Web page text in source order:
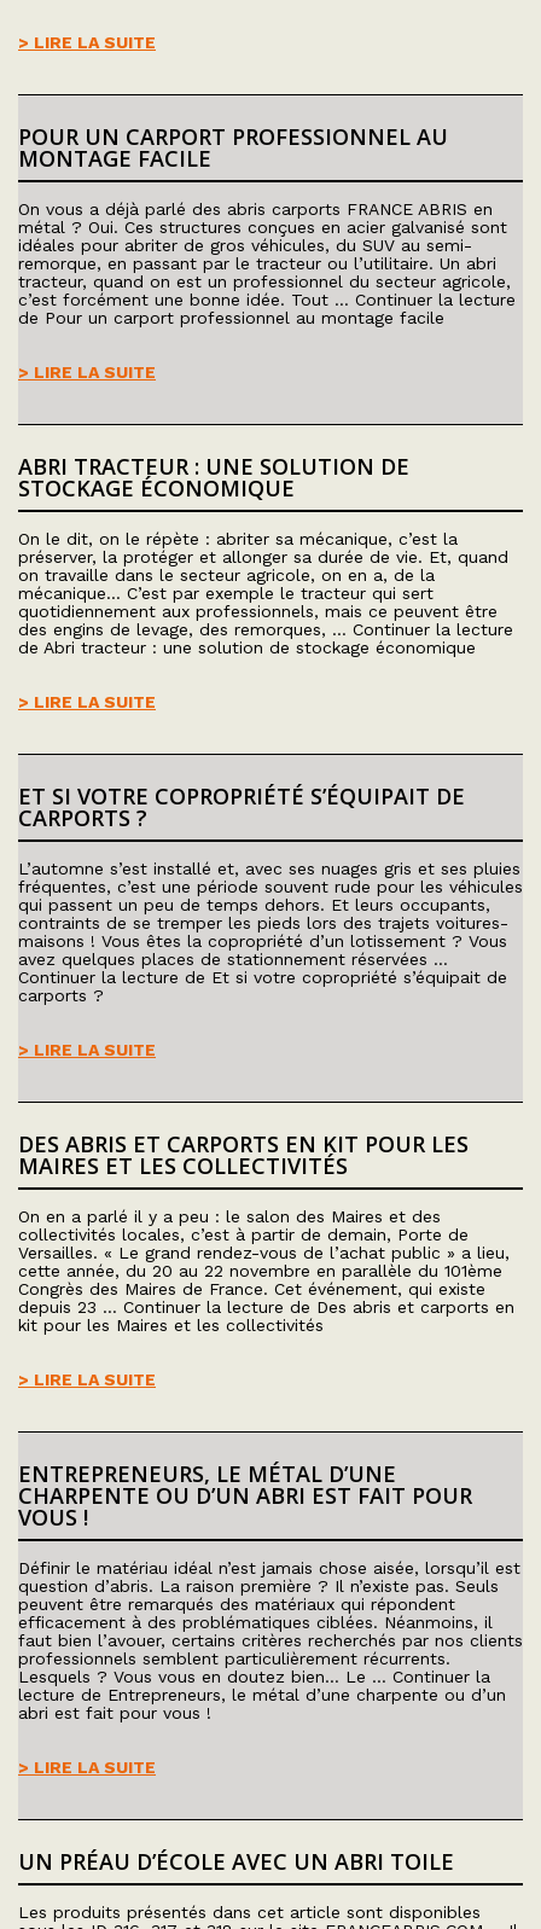
> LIRE LA SUITE
POUR UN CARPORT PROFESSIONNEL AU
MONTAGE FACILE
On vous a déjà parlé des abris carports FRANCE ABRIS en
métal ? Oui. Ces structures conçues en acier galvanisé sont
idéales pour abriter de gros véhicules, du SUV au semi-
remorque, en passant par le tracteur ou l’utilitaire. Un abri
tracteur, quand on est un professionnel du secteur agricole,
c’est forcément une bonne idée. Tout … Continuer la lecture
de Pour un carport professionnel au montage facile
> LIRE LA SUITE
ABRI TRACTEUR : UNE SOLUTION DE
STOCKAGE ÉCONOMIQUE
On le dit, on le répète : abriter sa mécanique, c’est la
préserver, la protéger et allonger sa durée de vie. Et, quand
on travaille dans le secteur agricole, on en a, de la
mécanique… C’est par exemple le tracteur qui sert
quotidiennement aux professionnels, mais ce peuvent être
des engins de levage, des remorques, … Continuer la lecture
de Abri tracteur : une solution de stockage économique
> LIRE LA SUITE
ET SI VOTRE COPROPRIÉTÉ S’ÉQUIPAIT DE
CARPORTS ?
L’automne s’est installé et, avec ses nuages gris et ses pluies
fréquentes, c’est une période souvent rude pour les véhicules
qui passent un peu de temps dehors. Et leurs occupants,
contraints de se tremper les pieds lors des trajets voitures-
maisons ! Vous êtes la copropriété d’un lotissement ? Vous
avez quelques places de stationnement réservées …
Continuer la lecture de Et si votre copropriété s’équipait de
carports ?
> LIRE LA SUITE
DES ABRIS ET CARPORTS EN KIT POUR LES
MAIRES ET LES COLLECTIVITÉS
On en a parlé il y a peu : le salon des Maires et des
collectivités locales, c’est à partir de demain, Porte de
Versailles. « Le grand rendez-vous de l’achat public » a lieu,
cette année, du 20 au 22 novembre en parallèle du 101ème
Congrès des Maires de France. Cet événement, qui existe
depuis 23 … Continuer la lecture de Des abris et carports en
kit pour les Maires et les collectivités
> LIRE LA SUITE
ENTREPRENEURS, LE MÉTAL D’UNE
CHARPENTE OU D’UN ABRI EST FAIT POUR
VOUS !
Définir le matériau idéal n’est jamais chose aisée, lorsqu’il est
question d’abris. La raison première ? Il n’existe pas. Seuls
peuvent être remarqués des matériaux qui répondent
efficacement à des problématiques ciblées. Néanmoins, il
faut bien l’avouer, certains critères recherchés par nos clients
professionnels semblent particulièrement récurrents.
Lesquels ? Vous vous en doutez bien… Le … Continuer la
lecture de Entrepreneurs, le métal d’une charpente ou d’un
abri est fait pour vous !
> LIRE LA SUITE
UN PRÉAU D’ÉCOLE AVEC UN ABRI TOILE
Les produits présentés dans cet article sont disponibles